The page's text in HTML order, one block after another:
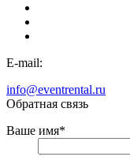
E-mail:
info@eventrental.ru
Обратная связь
Ваше имя*